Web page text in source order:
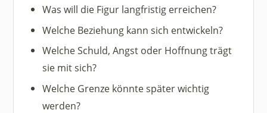
Was will die Figur langfristig erreichen?
Welche Beziehung kann sich entwickeln?
Welche Schuld, Angst oder Hoffnung trägt
sie mit sich?
Welche Grenze könnte später wichtig
werden?